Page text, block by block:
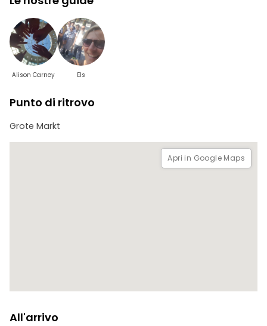
Alison Carney Els
Punto di ritrovo
Grote Markt
Apri in Google Maps
All'arrivo